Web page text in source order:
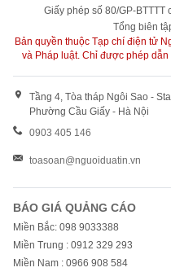
Giấy phép số 80/GP-BTTTT
Tổng biên
Bản quyền thuộc Tạp chí điện tử
và Pháp luật. Chỉ được phép
Tầng 4, Tòa tháp Ngôi Sao -
Phường Cầu Giấy - Hà Nội
0903 405 146
toasoan@nguoiduatin.vn
BÁO GIÁ QUẢNG CÁO
Miền Bắc: 098 9033388
Miền Trung : 0912 329 293
Miền Nam : 0966 908 584